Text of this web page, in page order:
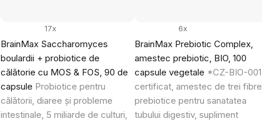
BrainMax Saccharomyces
boulardii + probiotice de
călătorie cu MOS & FOS, 90 de
capsule Probiotice pentru
călătorii, diaree și probleme
intestinale, 5 miliarde de culturi,
17x
BrainMax Prebiotic Complex,
amestec prebiotic, BIO, 100
capsule vegetale *CZ-BIO-001
certificat, amestec de trei fibre
prebiotice pentru sanatatea
tubului digestiv, supliment
6x